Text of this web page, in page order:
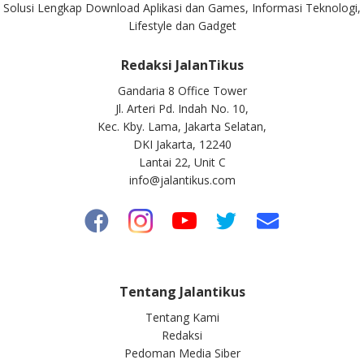
Solusi Lengkap Download Aplikasi dan Games, Informasi Teknologi,
Lifestyle dan Gadget
Redaksi JalanTikus
Gandaria 8 Office Tower
Jl. Arteri Pd. Indah No. 10,
Kec. Kby. Lama, Jakarta Selatan,
DKI Jakarta, 12240
Lantai 22, Unit C
info@jalantikus.com
Tentang Jalantikus
Tentang Kami
Redaksi
Pedoman Media Siber